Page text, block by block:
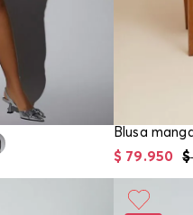
$
$ 79.950